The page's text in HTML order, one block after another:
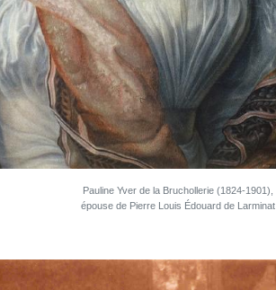
Pauline Yver de la Bruchollerie (1824-1901),
épouse de Pierre Louis Édouard de Larminat